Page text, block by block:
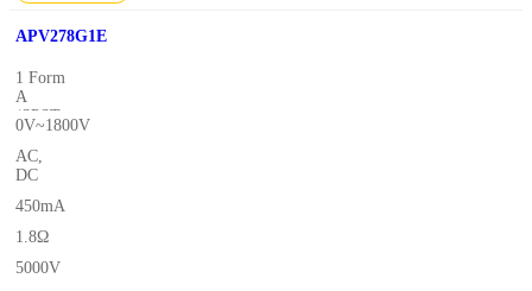
APV278G1E
1 Form
A
(SPST-
NO)
0V~1800V
AC,
DC
450mA
1.8Ω
5000V